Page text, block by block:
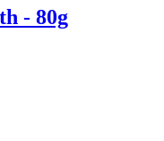
- 80g